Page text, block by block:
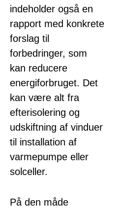
indeholder også en
rapport med konkrete
forslag til
forbedringer, som
kan reducere
energiforbruget. Det
kan være alt fra
efterisolering og
udskiftning af vinduer
til installation af
varmepumpe eller
solceller.
På den måde